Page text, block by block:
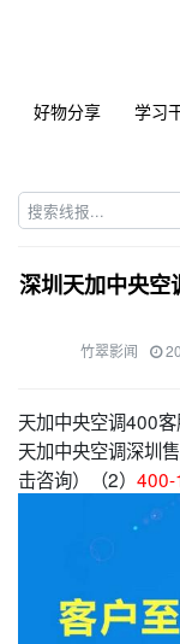
好物分享 学习
深圳天加中央空
竹翠影闻
天加中央空调400
天加中央空调深圳
击咨询）（2）